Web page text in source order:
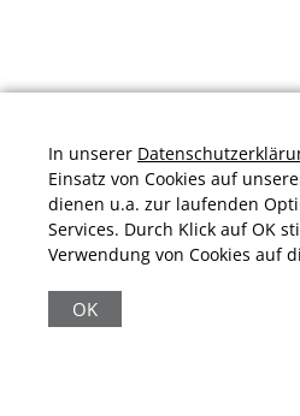
|
Bewertungsgrundlage des
In unserer
Einsatz von Cookies auf
dienen u.a. zur laufenden
Services. Durch Klick auf OK
Verwendung von Cookies auf
OK